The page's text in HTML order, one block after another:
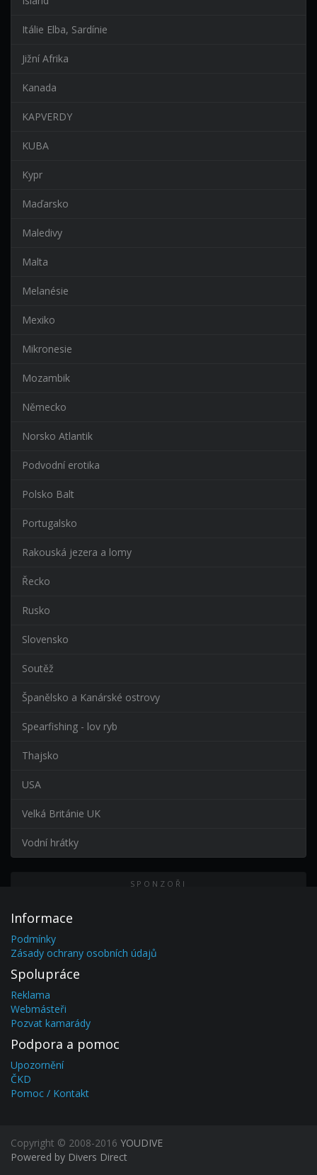
Itálie Elba, Sardínie
Jižní Afrika
Kanada
KAPVERDY
KUBA
Kypr
Maďarsko
Maledivy
Malta
Melanésie
Mexiko
Mikronesie
Mozambik
Německo
Norsko Atlantik
Podvodní erotika
Polsko Balt
Portugalsko
Rakouská jezera a lomy
Řecko
Rusko
Slovensko
Soutěž
Španělsko a Kanárské ostrovy
Spearfishing - lov ryb
Thajsko
USA
Velká Británie UK
Vodní hrátky
SPONZOŘI
Informace
Podmínky
Zásady ochrany osobních údajů
Spolupráce
Reklama
Webmásteři
Pozvat kamarády
Podpora a pomoc
Upozornění
ČKD
Pomoc / Kontakt
Copyright © 2008-2016 YOUDIVE
Powered by Divers Direct